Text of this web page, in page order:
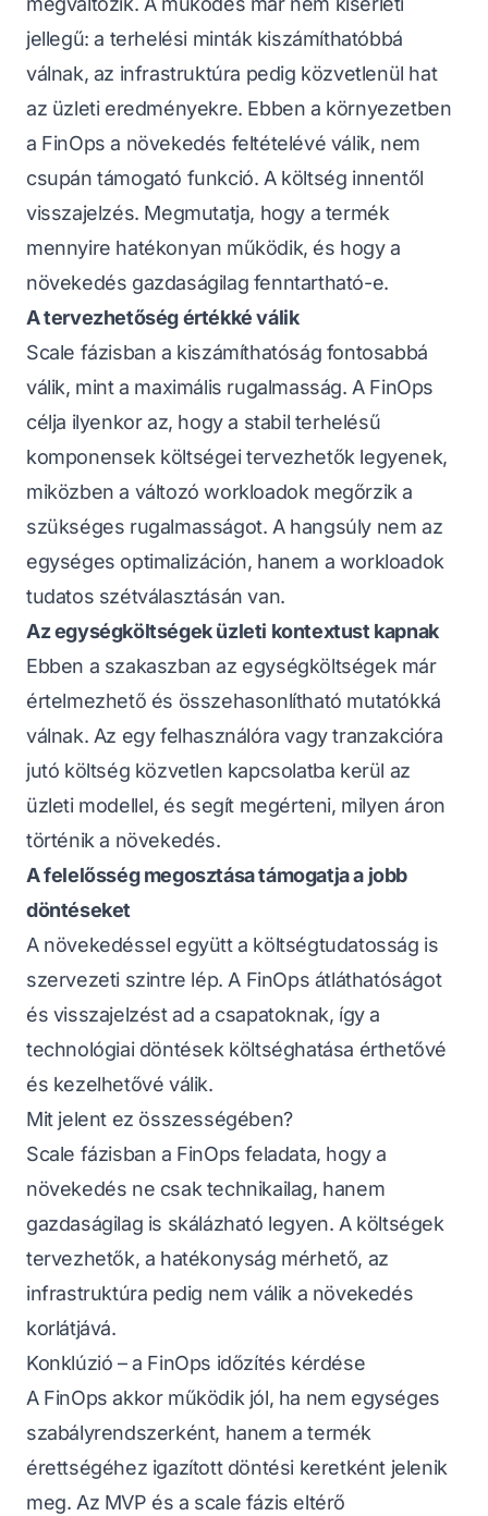
jellegű: a terhelési minták kiszámíthatóbbá
válnak, az infrastruktúra pedig közvetlenül hat
az üzleti eredményekre. Ebben a környezetben
a FinOps a növekedés feltételévé válik, nem
csupán támogató funkció. A költség innentől
visszajelzés. Megmutatja, hogy a termék
mennyire hatékonyan működik, és hogy a
növekedés gazdaságilag fenntartható-e.
A tervezhetőség értékké válik
Scale fázisban a kiszámíthatóság fontosabbá
válik, mint a maximális rugalmasság. A FinOps
célja ilyenkor az, hogy a stabil terhelésű
komponensek költségei tervezhetők legyenek,
miközben a változó workloadok megőrzik a
szükséges rugalmasságot. A hangsúly nem az
egységes optimalizáción, hanem a workloadok
tudatos szétválasztásán van.
Az egységköltségek üzleti kontextust kapnak
Ebben a szakaszban az egységköltségek már
értelmezhető és összehasonlítható mutatókká
válnak. Az egy felhasználóra vagy tranzakcióra
jutó költség közvetlen kapcsolatba kerül az
üzleti modellel, és segít megérteni, milyen áron
történik a növekedés.
A felelősség megosztása támogatja a jobb
döntéseket
A növekedéssel együtt a költségtudatosság is
szervezeti szintre lép. A FinOps átláthatóságot
és visszajelzést ad a csapatoknak, így a
technológiai döntések költséghatása érthetővé
és kezelhetővé válik.
Mit jelent ez összességében?
Scale fázisban a FinOps feladata, hogy a
növekedés ne csak technikailag, hanem
gazdaságilag is skálázható legyen. A költségek
tervezhetők, a hatékonyság mérhető, az
infrastruktúra pedig nem válik a növekedés
korlátjává.
Konklúzió – a FinOps időzítés kérdése
A FinOps akkor működik jól, ha nem egységes
szabályrendszerként, hanem a termék
érettségéhez igazított döntési keretként jelenik
meg. Az MVP és a scale fázis eltérő